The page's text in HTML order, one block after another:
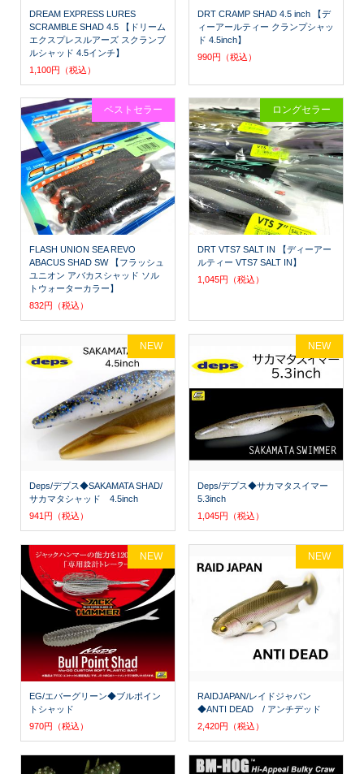
DREAM EXPRESS LURES
SCRAMBLE SHAD 4.5 【ドリーム
エクスプレスルアーズ スクランブ
ルシャッド 4.5インチ】
1,100円（税込）
DRT CRAMP SHAD 4.5 inch 【デ
ィーアールティー クランプシャッ
ド 4.5inch】
990円（税込）
FLASH UNION SEA REVO
ABACUS SHAD SW 【フラッシュ
ユニオン アバカスシャッド ソル
トウォーターカラー】
832円（税込）
ベストセラー
DRT VTS7 SALT IN 【ディーアー
ルティー VTS7 SALT IN】
1,045円（税込）
ロングセラー
Deps/デプス◆SAKAMATA SHAD/
サカマタシャッド 4.5inch
941円（税込）
NEW
Deps/デプス◆サカマタスイマー
5.3inch
1,045円（税込）
NEW
EG/エバーグリーン◆ブルポイン
トシャッド
970円（税込）
NEW
RAIDJAPAN/レイドジャパン
◆ANTI DEAD / アンチデッド
2,420円（税込）
NEW